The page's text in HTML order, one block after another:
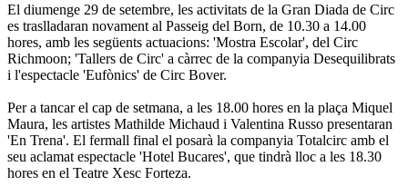
El diumenge 29 de setembre, les activitats de la Gran Diada de Circ
es traslladaran novament al Passeig del Born, de 10.30 a 14.00
hores, amb les següents actuacions: 'Mostra Escolar', del Circ
Richmoon; 'Tallers de Circ' a càrrec de la companyia Desequilibrats
i l'espectacle 'Eufònics' de Circ Bover.
Per a tancar el cap de setmana, a les 18.00 hores en la plaça Miquel
Maura, les artistes Mathilde Michaud i Valentina Russo presentaran
'En Trena'. El fermall final el posarà la companyia Totalcirc amb el
seu aclamat espectacle 'Hotel Bucares', que tindrà lloc a les 18.30
hores en el Teatre Xesc Forteza.